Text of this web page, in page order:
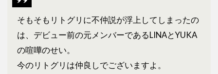
そもそもリトグリに不仲説が浮上してしまったの
は、デビュー前の元メンバーであるLINAとYUKA
の喧嘩のせい。
今のリトグリは仲良しでございますよ。